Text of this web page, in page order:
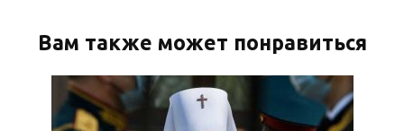
Вам также может понравиться